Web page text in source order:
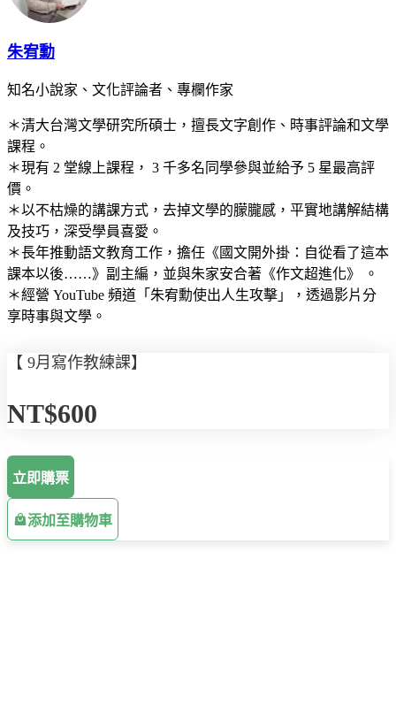
朱宥勳
知名小說家、文化評論者、專欄作家
＊清大台灣文學研究所碩士，擅長文字創作、時事評論和文學
課程。
＊現有 2 堂線上課程， 3 千多名同學參與並給予 5 星最高評
價。
＊以不枯燥的講課方式，去掉文學的朦朧感，平實地講解結構
及技巧，深受學員喜愛。
＊長年推動語文教育工作，擔任《國文開外掛：自從看了這本
課本以後……》副主編，並與朱家安合著《作文超進化》 。
＊經營 YouTube 頻道「朱宥勳使出人生攻擊」，透過影片分
享時事與文學。
【 9月寫作教練課】
NT$600
立即購票
添加至購物車